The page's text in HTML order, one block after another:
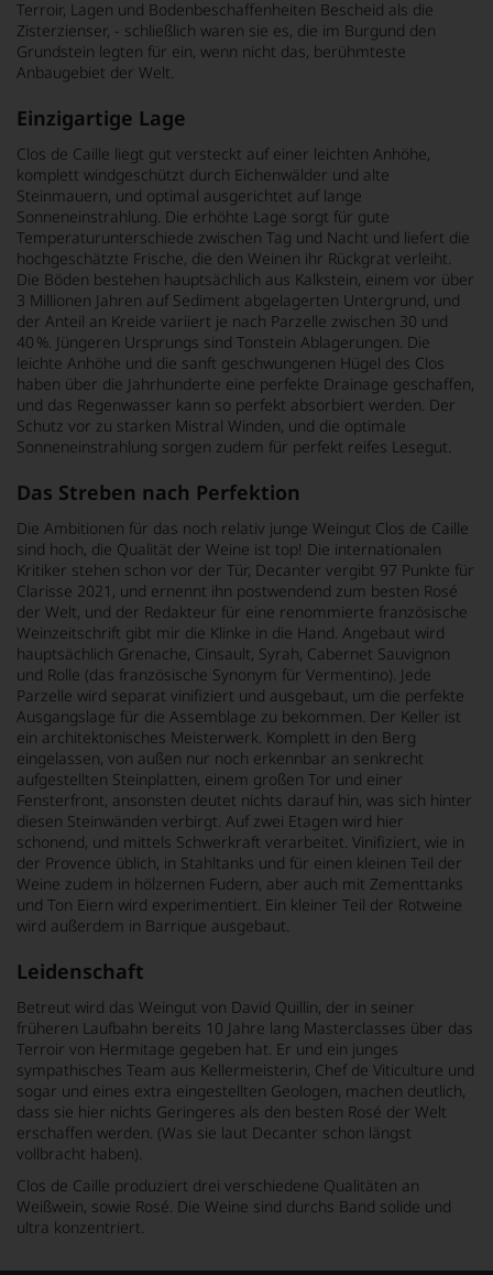
Terroir, Lagen und Bodenbeschaffenheiten Bescheid als die
Zisterzienser, - schließlich waren sie es, die im Burgund den
Grundstein legten für ein, wenn nicht das, berühmteste
Anbaugebiet der Welt.
Einzigartige Lage
Clos de Caille liegt gut versteckt auf einer leichten Anhöhe,
komplett windgeschützt durch Eichenwälder und alte
Steinmauern, und optimal ausgerichtet auf lange
Sonneneinstrahlung. Die erhöhte Lage sorgt für gute
Temperaturunterschiede zwischen Tag und Nacht und liefert die
hochgeschätzte Frische, die den Weinen ihr Rückgrat verleiht.
Die Böden bestehen hauptsächlich aus Kalkstein, einem vor über
3 Millionen Jahren auf Sediment abgelagerten Untergrund, und
der Anteil an Kreide variiert je nach Parzelle zwischen 30 und
40 %. Jüngeren Ursprungs sind Tonstein Ablagerungen. Die
leichte Anhöhe und die sanft geschwungenen Hügel des Clos
haben über die Jahrhunderte eine perfekte Drainage geschaffen,
und das Regenwasser kann so perfekt absorbiert werden. Der
Schutz vor zu starken Mistral Winden, und die optimale
Sonneneinstrahlung sorgen zudem für perfekt reifes Lesegut.
Das Streben nach Perfektion
Die Ambitionen für das noch relativ junge Weingut Clos de Caille
sind hoch, die Qualität der Weine ist top! Die internationalen
Kritiker stehen schon vor der Tür, Decanter vergibt 97 Punkte für
Clarisse 2021, und ernennt ihn postwendend zum besten Rosé
der Welt, und der Redakteur für eine renommierte französische
Weinzeitschrift gibt mir die Klinke in die Hand. Angebaut wird
hauptsächlich Grenache, Cinsault, Syrah, Cabernet Sauvignon
und Rolle (das französische Synonym für Vermentino). Jede
Parzelle wird separat vinifiziert und ausgebaut, um die perfekte
Ausgangslage für die Assemblage zu bekommen. Der Keller ist
ein architektonisches Meisterwerk. Komplett in den Berg
eingelassen, von außen nur noch erkennbar an senkrecht
aufgestellten Steinplatten, einem großen Tor und einer
Fensterfront, ansonsten deutet nichts darauf hin, was sich hinter
diesen Steinwänden verbirgt. Auf zwei Etagen wird hier
schonend, und mittels Schwerkraft verarbeitet. Vinifiziert, wie in
der Provence üblich, in Stahltanks und für einen kleinen Teil der
Weine zudem in hölzernen Fudern, aber auch mit Zementtanks
und Ton Eiern wird experimentiert. Ein kleiner Teil der Rotweine
wird außerdem in Barrique ausgebaut.
Leidenschaft
Betreut wird das Weingut von David Quillin, der in seiner
früheren Laufbahn bereits 10 Jahre lang Masterclasses über das
Terroir von Hermitage gegeben hat. Er und ein junges
sympathisches Team aus Kellermeisterin, Chef de Viticulture und
sogar und eines extra eingestellten Geologen, machen deutlich,
dass sie hier nichts Geringeres als den besten Rosé der Welt
erschaffen werden. (Was sie laut Decanter schon längst
vollbracht haben).
Clos de Caille produziert drei verschiedene Qualitäten an
Weißwein, sowie Rosé. Die Weine sind durchs Band solide und
ultra konzentriert.